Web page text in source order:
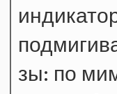
зы: по